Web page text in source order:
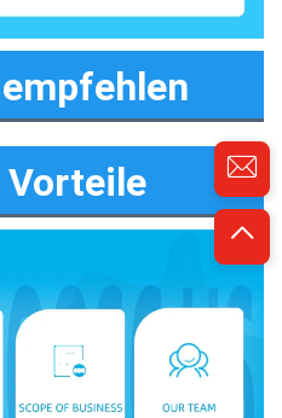
Vorteile